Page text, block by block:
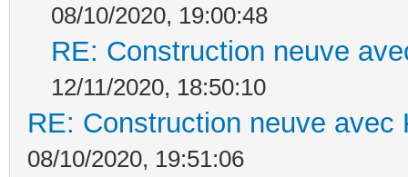
08/10/2020, 19:00:48
RE: Construction neuve
12/11/2020, 18:50:10
RE: Construction neuve avec
08/10/2020, 19:51:06